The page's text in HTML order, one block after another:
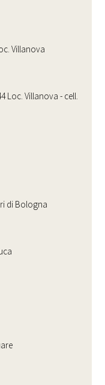
Villanova
Loc. Villanova - cell.
di Bologna